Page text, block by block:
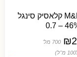
וויסקי M&H קלאסיק סינגל
₪ 700 מל'